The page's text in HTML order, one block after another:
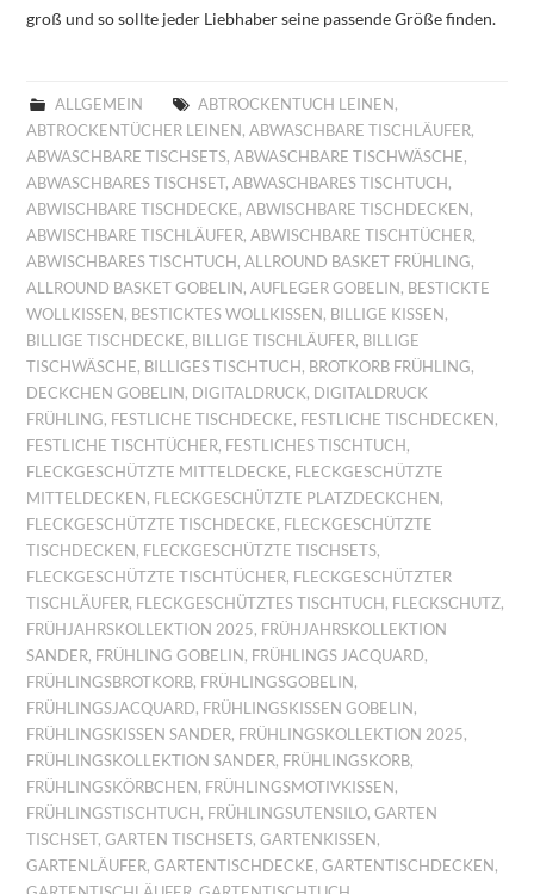
groß und so sollte jeder Liebhaber seine passende Größe finden.
ALLGEMEIN ABTROCKENTUCH LEINEN ,
ABTROCKENTÜCHER LEINEN ,ABWASCHBARE TISCHLÄUFER,
ABWASCHBARE TISCHSETS,ABWASCHBARE TISCHWÄSCHE,
ABWASCHBARES TISCHSET,ABWASCHBARES TISCHTUCH ,
ABWISCHBARE TISCHDECKE,ABWISCHBARE TISCHDECKEN ,
ABWISCHBARE TISCHLÄUFER,ABWISCHBARE TISCHTÜCHER,
ABWISCHBARES TISCHTUCH ,ALLROUND BASKET FRÜHLING,
ALLROUND BASKET GOBELIN ,AUFLEGER GOBELIN , BESTICKTE
WOLLKISSEN , BESTICKTES WOLLKISSEN , BILLIGE KISSEN ,
BILLIGE TISCHDECKE, BILLIGE TISCHLÄUFER, BILLIGE
TISCHWÄSCHE, BILLIGES TISCHTUCH , BROTKORB FRÜHLING,
DECKCHEN GOBELIN , DIGITALDRUCK, DIGITALDRUCK
FRÜHLING, FESTLICHE TISCHDECKE, FESTLICHE TISCHDECKEN ,
FESTLICHE TISCHTÜCHER, FESTLICHES TISCHTUCH ,
FLECKGESCHÜTZTE MITTELDECKE, FLECKGESCHÜTZTE
MITTELDECKEN , FLECKGESCHÜTZTE PLATZDECKCHEN ,
FLECKGESCHÜTZTE TISCHDECKE, FLECKGESCHÜTZTE
TISCHDECKEN , FLECKGESCHÜTZTE TISCHSETS,
FLECKGESCHÜTZTE TISCHTÜCHER, FLECKGESCHÜTZTER
TISCHLÄUFER, FLECKGESCHÜTZTES TISCHTUCH , FLECKSCHUTZ,
FRÜHJAHRSKOLLEKTION 2025, FRÜHJAHRSKOLLEKTION
SANDER, FRÜHLING GOBELIN , FRÜHLINGS JACQUARD,
FRÜHLINGSBROTKORB, FRÜHLINGSGOBELIN ,
FRÜHLINGSJACQUARD, FRÜHLINGSKISSEN GOBELIN ,
FRÜHLINGSKISSEN SANDER, FRÜHLINGSKOLLEKTION 2025,
FRÜHLINGSKOLLEKTION SANDER, FRÜHLINGSKORB,
FRÜHLINGSKÖRBCHEN , FRÜHLINGSMOTIVKISSEN ,
FRÜHLINGSTISCHTUCH , FRÜHLINGSUTENSILO,GARTEN
TISCHSET,GARTEN TISCHSETS,GARTENKISSEN ,
GARTENLÄUFER,GARTENTISCHDECKE,GARTENTISCHDECKEN ,